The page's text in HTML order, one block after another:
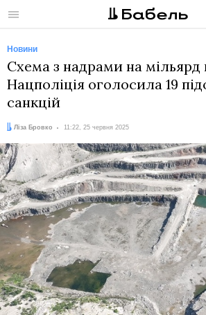
Меню
Новини
Схема з надрами на мільярд
Нацполіція оголосила 19
санкцій
Автор:
Ліза Бровко
Дата: 11:22, 25 червня 2025